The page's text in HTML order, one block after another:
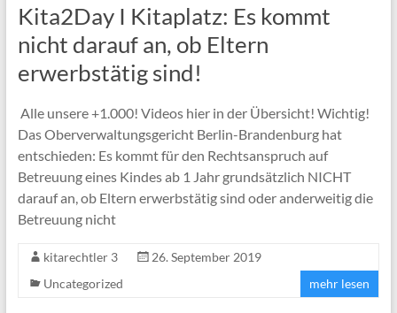
Kita2Day I Kitaplatz: Es kommt
nicht darauf an, ob Eltern
erwerbstätig sind!
Alle unsere +1.000! Videos hier in der Übersicht! Wichtig!
Das Oberverwaltungsgericht Berlin-Brandenburg hat
entschieden: Es kommt für den Rechtsanspruch auf
Betreuung eines Kindes ab 1 Jahr grundsätzlich NICHT
darauf an, ob Eltern erwerbstätig sind oder anderweitig die
Betreuung nicht
kitarechtler 3
26. September 2019
Uncategorized
mehr lesen